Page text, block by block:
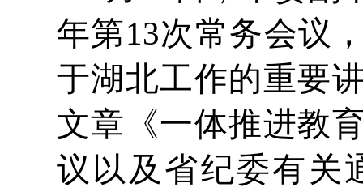
年第13次常务会议
于湖北工作的重要
文章《一体推进教
议以及省纪委有关